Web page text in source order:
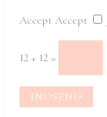
Accept Accept
12 + 12 =
INDSEND